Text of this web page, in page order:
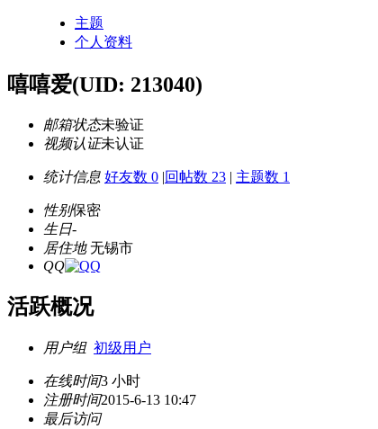
主题
个人资料
嘻嘻爱(UID: 213040)
邮箱状态未验证
视频认证未认证
统计信息 好友数 0 |回帖数 23 | 主题数 1
性别保密
生日-
居住地无锡市
QQ
活跃概况
用户组 初级用户
在线时间3 小时
注册时间2015-6-13 10:47
最后访问